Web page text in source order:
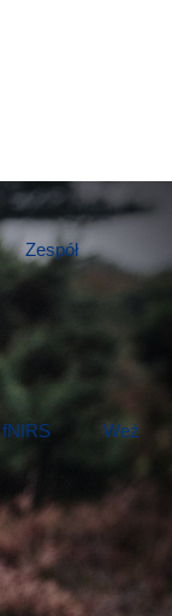
Zespół
fNIRS Weź